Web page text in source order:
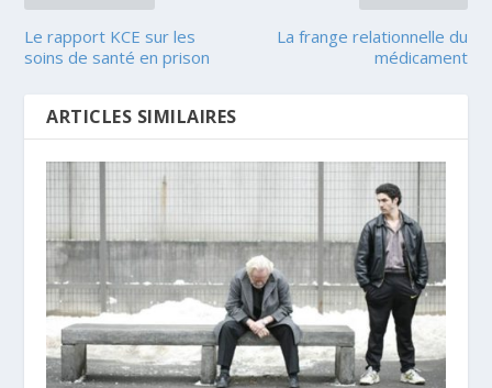
Le rapport KCE sur les
soins de santé en prison
La frange relationnelle du
médicament
ARTICLES SIMILAIRES